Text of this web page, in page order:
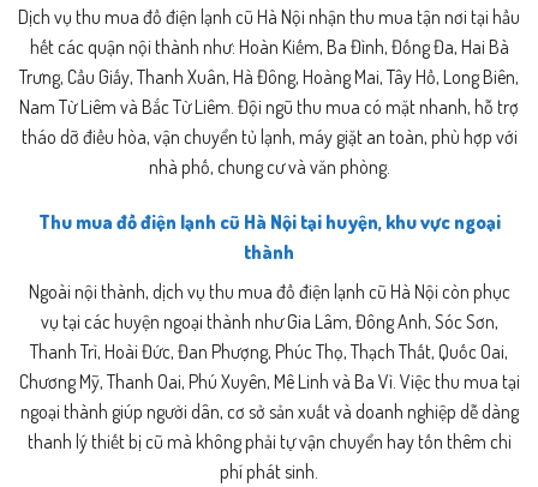
Dịch vụ thu mua đồ điện lạnh cũ Hà Nội nhận thu mua tận nơi tại hầu
hết các quận nội thành như: Hoàn Kiếm, Ba Đình, Đống Đa, Hai Bà
Trưng, Cầu Giấy, Thanh Xuân, Hà Đông, Hoàng Mai, Tây Hồ, Long Biên,
Nam Từ Liêm và Bắc Từ Liêm. Đội ngũ thu mua có mặt nhanh, hỗ trợ
tháo dỡ điều hòa, vận chuyển tủ lạnh, máy giặt an toàn, phù hợp với
nhà phố, chung cư và văn phòng.
Thu mua đồ điện lạnh cũ Hà Nội tại huyện, khu vực ngoại
thành
Ngoài nội thành, dịch vụ thu mua đồ điện lạnh cũ Hà Nội còn phục
vụ tại các huyện ngoại thành như Gia Lâm, Đông Anh, Sóc Sơn,
Thanh Trì, Hoài Đức, Đan Phượng, Phúc Thọ, Thạch Thất, Quốc Oai,
Chương Mỹ, Thanh Oai, Phú Xuyên, Mê Linh và Ba Vì. Việc thu mua tại
ngoại thành giúp người dân, cơ sở sản xuất và doanh nghiệp dễ dàng
thanh lý thiết bị cũ mà không phải tự vận chuyển hay tốn thêm chi
phí phát sinh.